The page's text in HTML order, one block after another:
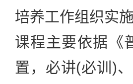
培养工作组织实
课程主要依据《
置，必讲(必训)